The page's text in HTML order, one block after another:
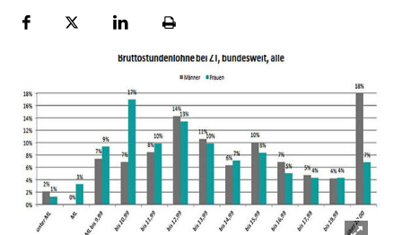
FacebookPlattformLinekdInSeite